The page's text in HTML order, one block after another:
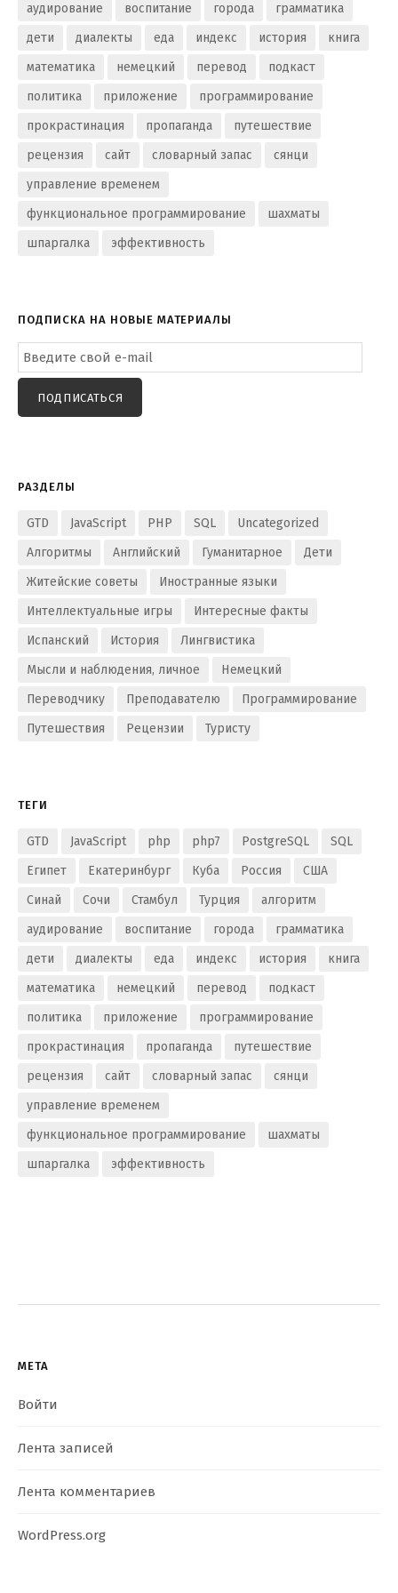
аудирование
воспитание города
грамматика
дети
диалекты еда индекс история
книга
математика
немецкий перевод
подкаст
политика
приложение
программирование
прокрастинация
пропаганда
путешествие
рецензия
сайт словарный запас
сянци
управление временем
функциональное программирование
шахматы
шпаргалка
эффективность
ПОДПИСКА НА НОВЫЕ МАТЕРИАЛЫ
Email
Subscription
ПОДПИСАТЬСЯ
РАЗДЕЛЫ
GTD JavaScript PHP SQL
Uncategorized
Алгоритмы
Английский Гуманитарное
Дети
Житейские советы
Иностранные языки
Интеллектуальные игры
Интересные факты
Испанский
История
Лингвистика
Мысли и наблюдения, личное
Немецкий
Переводчику
Преподавателю
Программирование
Путешествия
Рецензии Туристу
ТЕГИ
GTD JavaScript php php7 PostgreSQL
SQL
Египет
Екатеринбург Куба Россия
США
Синай
Сочи Стамбул Турция
алгоритм
аудирование
воспитание города
грамматика
дети
диалекты еда индекс история
книга
математика
немецкий перевод
подкаст
политика
приложение
программирование
прокрастинация
пропаганда
путешествие
рецензия
сайт словарный запас
сянци
управление временем
функциональное программирование
шахматы
шпаргалка
эффективность
МЕТА
Войти
Лента записей
Лента комментариев
WordPress.org